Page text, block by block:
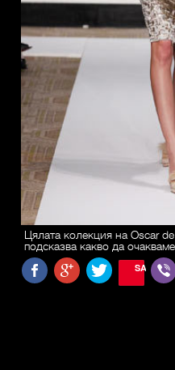
Цялата колекция на Oscar
подсказва какво да
SAVE